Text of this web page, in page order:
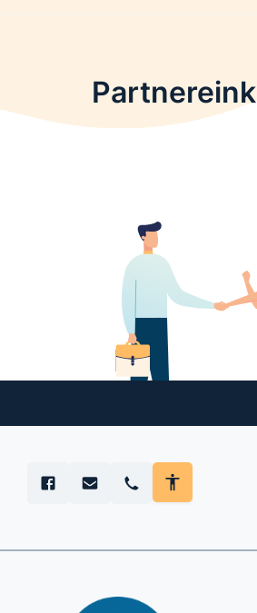
Partnereink